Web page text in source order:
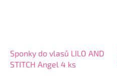
Sponky do vlasů LILO AND
STITCH Angel 4 ks